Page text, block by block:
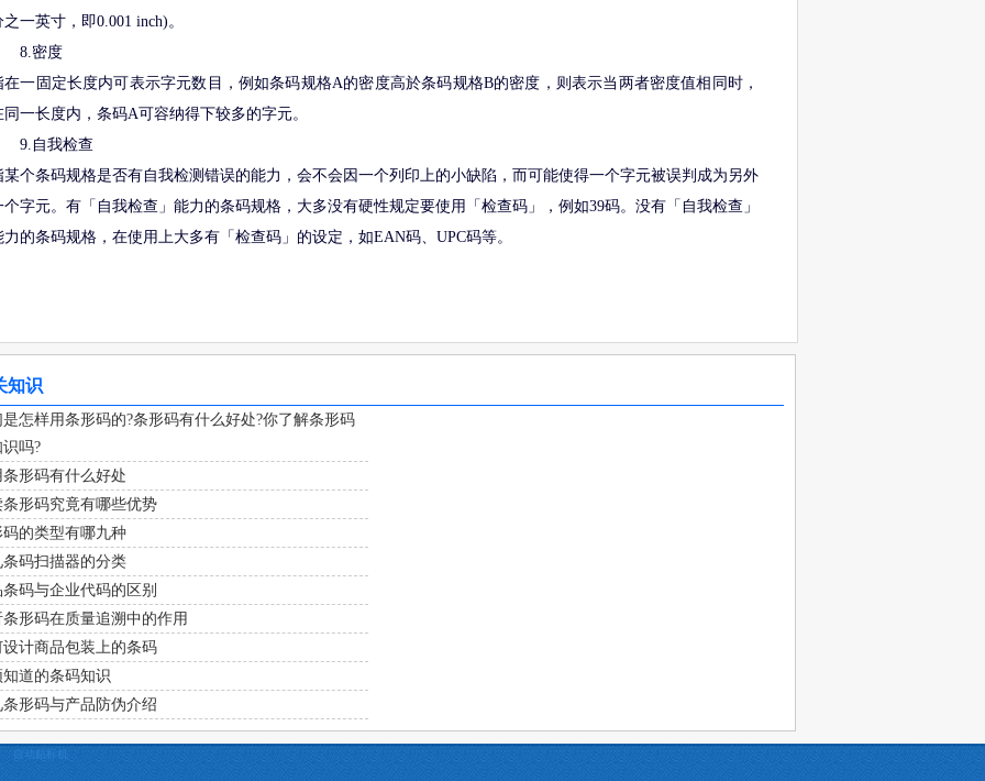
之一英寸，即0.001 inch)。
8.密度
在一固定长度内可表示字元数目，例如条码规格A的密度高於条码规格B的密度，则表示当两者密度值相同时，
同一长度内，条码A可容纳得下较多的字元。
9.自我检查
某个条码规格是否有自我检测错误的能力，会不会因一个列印上的小缺陷，而可能使得一个字元被误判成为另外
个字元。有「自我检查」能力的条码规格，大多没有硬性规定要使用「检查码」，例如39码。没有「自我检查」
力的条码规格，在使用上大多有「检查码」的设定，如EAN码、UPC码等。
知识
是怎样用条形码的?条形码有什么好处?你了解条形码
吗?
条形码有什么好处
条形码究竟有哪些优势
码的类型有哪九种
条码扫描器的分类
码与企业代码的区别
条形码在质量追溯中的作用
设计商品包装上的条码
知道的条码知识
条形码与产品防伪介绍
自动贴标机